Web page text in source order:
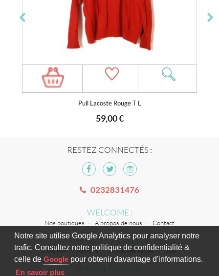
Notre site utilise Google Analytics pour analyser notre
trafic. Consultez notre politique de confidentialité &
celle de Googlepour obtenir davantage d'informations.
En savoir plus
Pull Lacoste Rouge T L
59,00 €
RESTEZ CONNECTÉS :
0232831476
WELCOME :
Nos boutiques A propos de nous Contact
LES + DE TILT VINTAGE :
Livraison Retours Guide des tailles Jobs